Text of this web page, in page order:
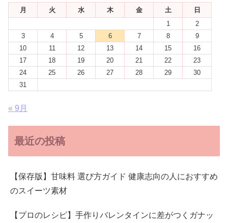
月 火 水 木 金 土
日
1
2
3
4 5 6 7 8
9
10
11 12 13 14 15
16
17
18 19 20 21 22
23
24
25 26 27 28 29
30
31
« 9月
最近の投稿
【保存版】甘味料 選び方ガイド 健康志向の人におすすめ
のスイーツ素材
【プロのレシピ】手作りバレンタインに差がつくガナッ